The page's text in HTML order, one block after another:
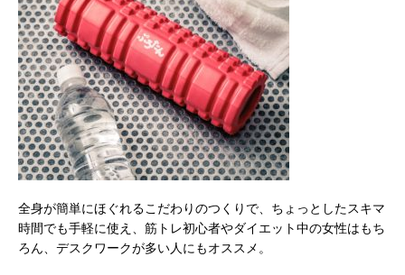
全身が簡単にほぐれるこだわりのつくりで、ちょっとしたスキマ
時間でも手軽に使え、筋トレ初心者やダイエット中の女性はもち
ろん、デスクワークが多い人にもオススメ。